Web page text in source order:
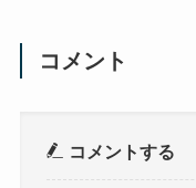
コメント
コメントする